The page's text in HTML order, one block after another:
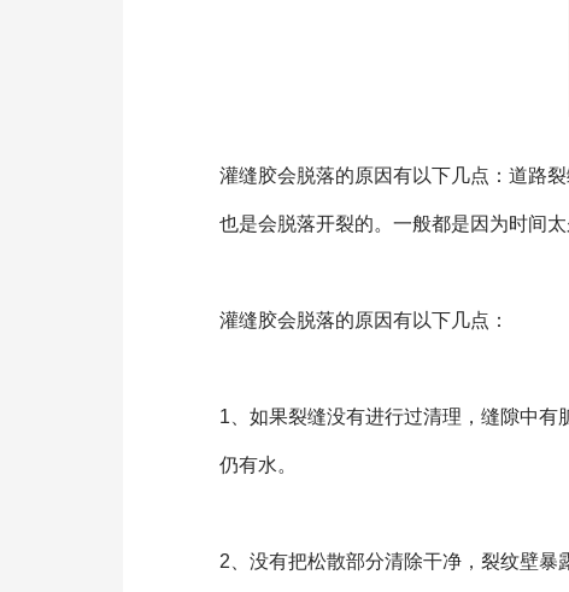
灌缝胶会脱落的原因有以下几点：道路
也是会脱落开裂的。一般都是因为时间
灌缝胶会脱落的原因有以下几点：
1、如果裂缝没有进行过清理，缝隙中
仍有水。
2、没有把松散部分清除干净，裂纹壁暴